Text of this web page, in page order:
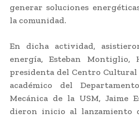
generar soluciones
la comunidad.
En dicha actividad,
energía, Esteban Montiglio,
presidenta del Centro Cultural
académico del
Mecánica de la USM, Jaime
dieron inicio al lanzamiento